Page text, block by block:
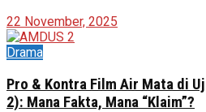
22 November, 2025
Drama
Pro & Kontra Film Air Mata di
2): Mana Fakta, Mana “Klaim”?